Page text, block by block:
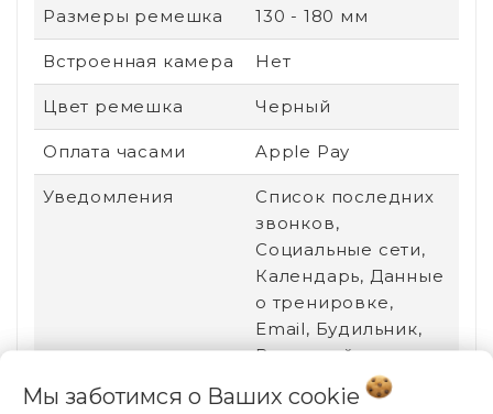
Размеры ремешка 130 - 180 мм
Встроенная камера Нет
Цвет ремешка Черный
Оплата часами Apple Pay
Уведомления
Список последних
звонков,
Социальные сети,
Календарь, Данные
о тренировке,
Email, Будильник,
Входящий звонок,
Мы заботимся о Ваших cookie